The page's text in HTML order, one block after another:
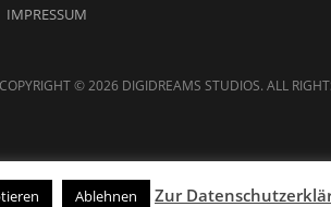
IMPRESSUM
COPYRIGHT © 2026 DIGIDREAMS STUDIOS. ALL
Ablehnen Zur